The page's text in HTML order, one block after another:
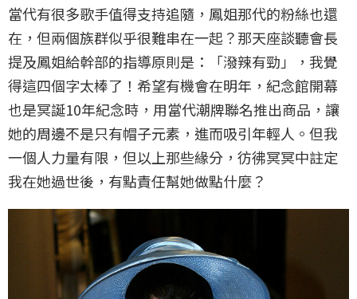
當代有很多歌手值得支持追隨，鳳姐那代的粉絲也還
在，但兩個族群似乎很難串在一起？那天座談聽會長
提及鳳姐給幹部的指導原則是：「潑辣有勁」，我覺
得這四個字太棒了！希望有機會在明年，紀念館開幕
也是冥誕10年紀念時，用當代潮牌聯名推出商品，讓
她的周邊不是只有帽子元素，進而吸引年輕人。但我
一個人力量有限，但以上那些緣分，彷彿冥冥中註定
我在她過世後，有點責任幫她做點什麼？